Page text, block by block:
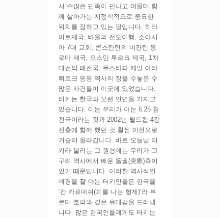
서 수많은 민족이 만나고 머물며 함
께 살아가는 지정학적으로 중요한
위치를 점하고 있는 땅입니다. 히타
이트제국, 바울의 전도여행, 소아시
아 7대 교회, 콘스탄틴의 비잔틴 동
로마 제국, 오스만 투르크 제국, 1차
대전의 패전국, 무스타파 케말 아타
튀르크 등등 역사의 장을 수놓은 수
많은 사건들이 이곳에 있었습니다.
터키는 한국과 오랜 인연을 가지고
있습니다. 이는 우리가 아는 6.25 참
전국이라는 것과 2002년 월드컵 4강
진출에 함께 했던 것 훨씬 이전으로
거슬러 올라갑니다. 바로 오늘날 터
키라 불리는 그 원형에는 우리가 고
구려 역사에서 배운 돌궐(突厥)족이
있기 때문입니다. 이러한 역사적인
배경을 잘 아는 터키인들은 한국을
‘칸 카르데쉬(피를 나눈 형제)’라 부
르며 호의와 깊은 유대감을 드러냅
니다. 많은 한국인들에게도 터키는